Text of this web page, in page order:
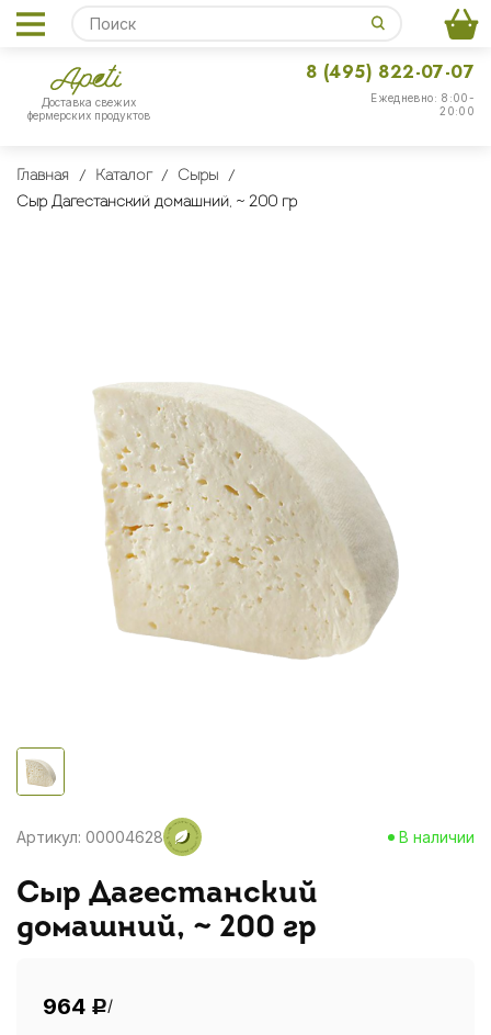
Доставка свежих
фермерских продуктов
Ежедневно: 8:00-
20:00
8 (495) 822-07-07
Главная Каталог
Сыры
Сыр Дагестанский домашний, ~ 200 гр
Артикул: 00004628 В наличии
Сыр Дагестанский
домашний, ~ 200 гр
964 Р/